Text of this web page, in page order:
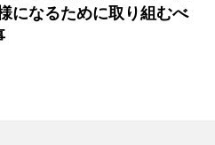
になるために取り組むべ